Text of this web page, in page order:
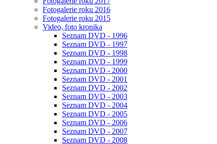
Fotogalerie roku 2016
Fotogalerie roku 2015
Video, foto kronika
Seznam DVD - 1996
Seznam DVD - 1997
Seznam DVD - 1998
Seznam DVD - 1999
Seznam DVD - 2000
Seznam DVD - 2001
Seznam DVD - 2002
Seznam DVD - 2003
Seznam DVD - 2004
Seznam DVD - 2005
Seznam DVD - 2006
Seznam DVD - 2007
Seznam DVD - 2008